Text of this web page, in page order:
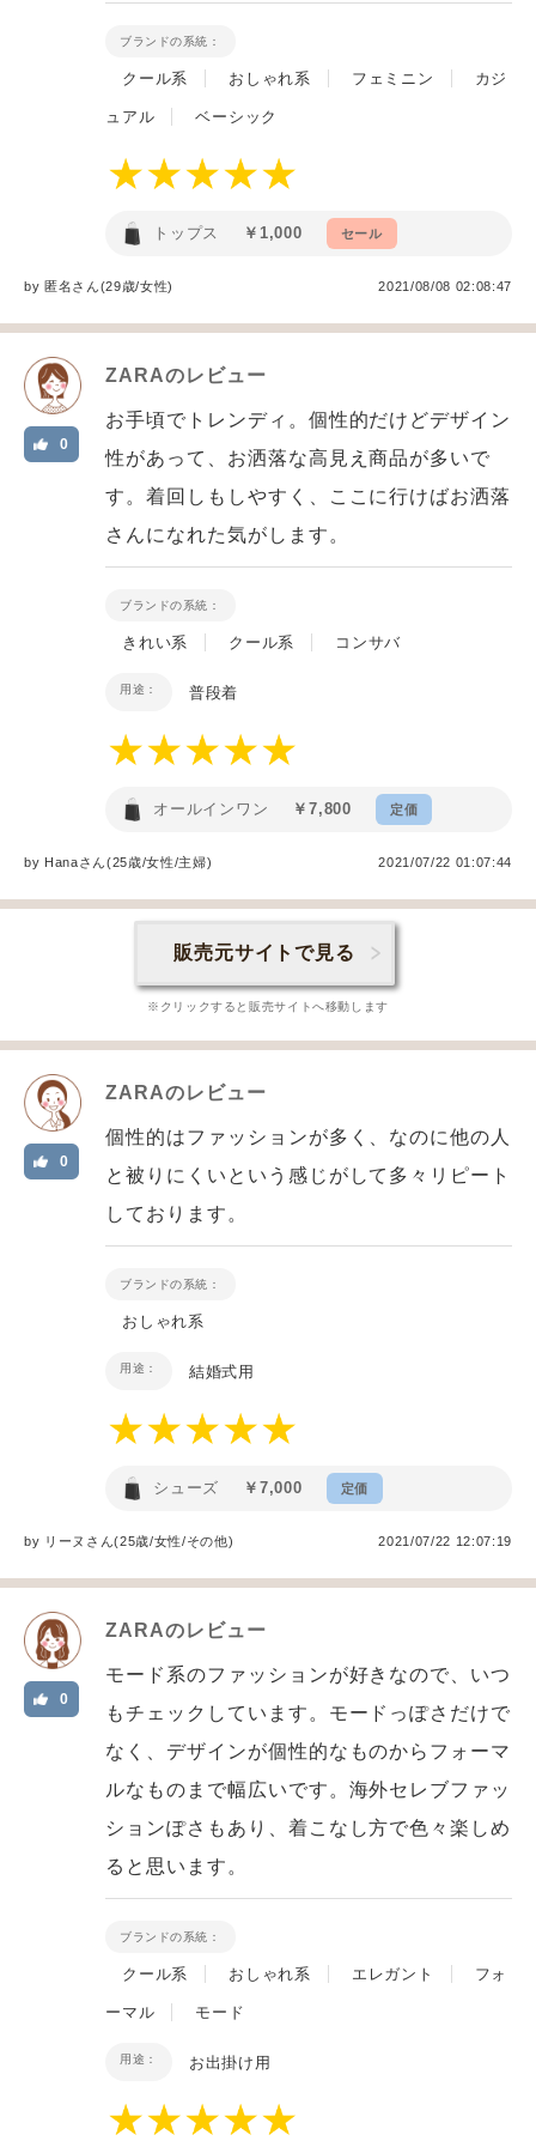
ブランドの系統：
クール系 おしゃれ系 フェミニン カジ
ュアル ベーシック
トップス ￥1,000 セール
by匿名さん(29歳/女性) 2021/08/08 02:08:47
ZARAのレビュー
0
お手頃でトレンディ。個性的だけどデザイン
性があって、お洒落な高見え商品が多いで
す。着回しもしやすく、ここに行けばお洒落
さんになれた気がします。
ブランドの系統：
きれい系 クール系 コンサバ
用途： 普段着
オールインワン ￥7,800 定価
by Hanaさん(25歳/女性/主婦) 2021/07/22 01:07:44
販売元サイトで見る
※クリックすると販売サイトへ移動します
ZARAのレビュー
0
個性的はファッションが多く、なのに他の人
と被りにくいという感じがして多々リピート
しております。
ブランドの系統：
おしゃれ系
用途： 結婚式用
シューズ ￥7,000 定価
by リーヌ さん(25歳/女性/その他) 2021/07/22 12:07:19
ZARAのレビュー
0
モード系のファッションが好きなので、いつ
もチェックしています。モードっぽさだけで
なく、デザインが個性的なものからフォーマ
ルなものまで幅広いです。海外セレブファッ
ションぽさもあり、着こなし方で色々楽しめ
ると思います。
ブランドの系統：
クール系 おしゃれ系 エレガント フォ
ーマル モード
用途： お出掛け用